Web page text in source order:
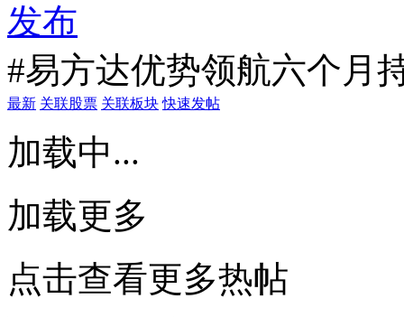
发布
#易方达优势领航六个月
最新 关联股票 关联板块 快速发帖
加载中...
加载更多
点击查看更多热帖